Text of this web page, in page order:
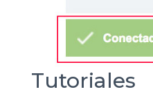
Tutoriales